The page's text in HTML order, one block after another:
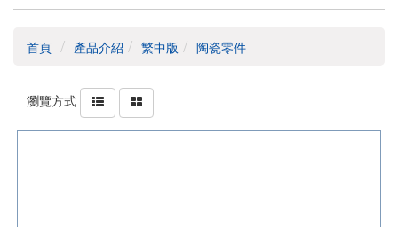
首頁 產品介紹 繁中版 陶瓷零件
瀏覽方式